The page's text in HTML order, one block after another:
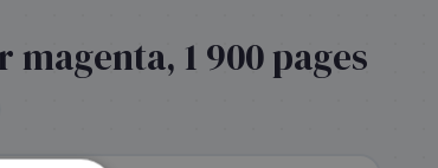
magenta, 1 900 pages